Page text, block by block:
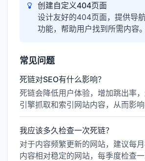
创建自定义404页面
设计友好的404页面，提供导
功能，帮助用户找到所需内容。
常见问题
死链对SEO有什么影响？
死链会降低用户体验，增加跳出率
引擎抓取和索引网站内容，从而影响
我应该多久检查一次死链？
对于内容频繁更新的网站，建议每
内容相对稳定的网站，每季度检查一